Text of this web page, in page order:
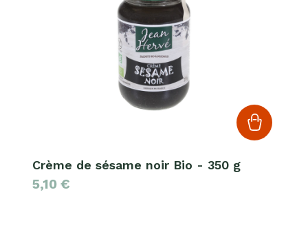
Crème de sésame noir Bio - 350 g
5,10 €